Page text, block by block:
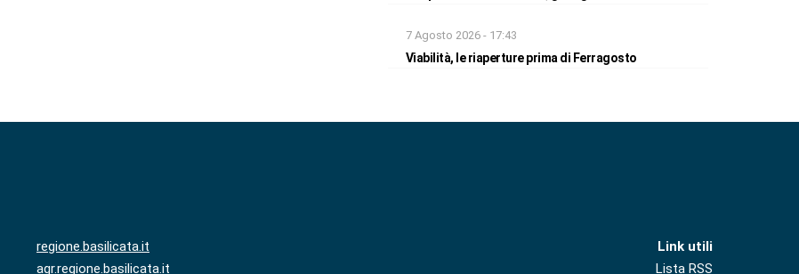
7 Agosto 2026 - 17:43
Viabilità, le riaperture prima di Ferragosto
regione.basilicata.it
agr.regione.basilicata.it
Link utili
Lista RSS